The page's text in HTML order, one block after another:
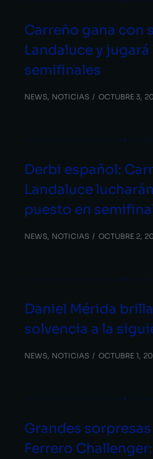
Carreño gana con
Landaluce y jugará
semifinales
NEWS, NOTICIAS OCTUBRE 3,
Derbi español:
Landaluce
puesto en
NEWS, NOTICIAS OCTUBRE 2,
Daniel Mérida
solvencia a la
NEWS, NOTICIAS OCTUBRE 1,
Grandes
Ferrero